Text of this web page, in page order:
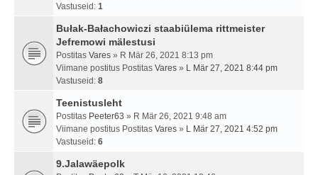
Vastuseid: 1
Bułak-Bałachowiczi staabiülema rittmeister
Jefremowi mälestusi
Postitas Vares » R Mär 26, 2021 8:13 pm
Viimane postitus Postitas Vares » L Mär 27, 2021 8:44 pm
Vastuseid: 8
Teenistusleht
Postitas Peeter63 » R Mär 26, 2021 9:48 am
Viimane postitus Postitas Vares » L Mär 27, 2021 4:52 pm
Vastuseid: 6
9.Jalawäepolk